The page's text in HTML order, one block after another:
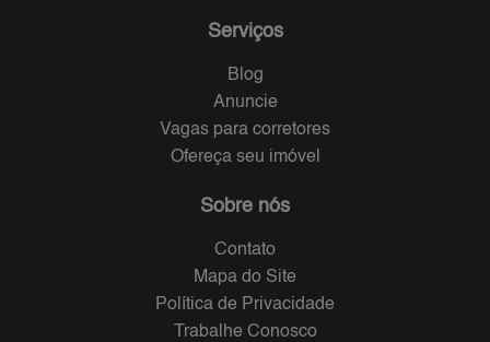
Serviços
Blog
Anuncie
Vagas para corretores
Ofereça seu imóvel
Sobre nós
Contato
Mapa do Site
Política de Privacidade
Trabalhe Conosco